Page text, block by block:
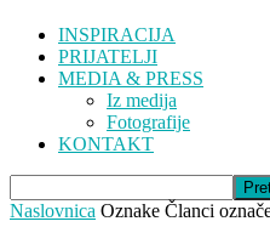
INSPIRACIJA
PRIJATELJI
MEDIA & PRESS
Iz medija
Fotografije
KONTAKT
Naslovnica Oznake Članci